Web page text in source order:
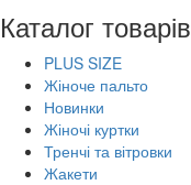
Каталог товарів
PLUS SIZE
Жіноче пальто
Новинки
Жіночі куртки
Тренчі та вітровки
Жакети